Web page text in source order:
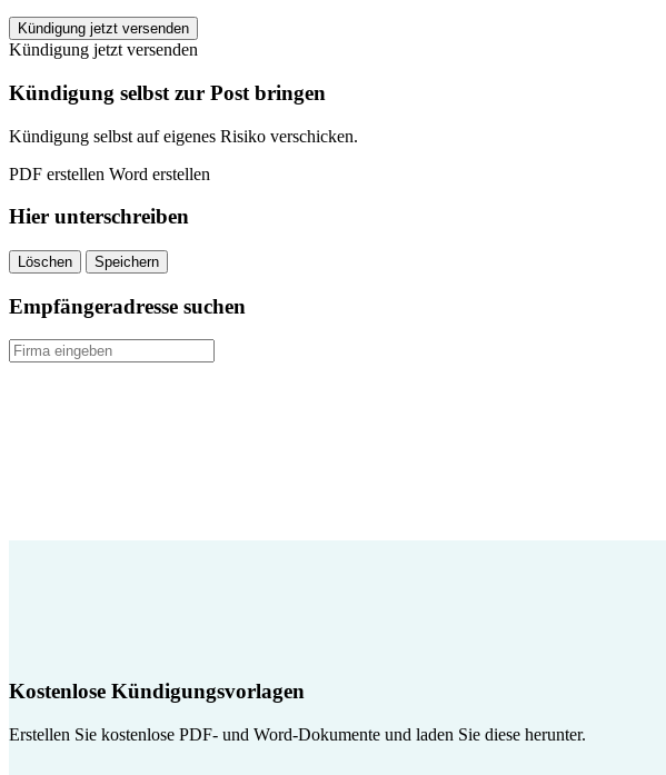
Getsafe
kündigen
quantity
Kündigung jetzt versenden
Kündigung jetzt versenden
Kündigung selbst zur Post bringen
Kündigung selbst auf eigenes Risiko verschicken.
PDF erstellen Word erstellen
Hier unterschreiben
Löschen Speichern
Empfängeradresse suchen
Kostenlose Kündigungsvorlagen
Erstellen Sie kostenlose PDF- und Word-Dokumente und laden Sie diese herunter.